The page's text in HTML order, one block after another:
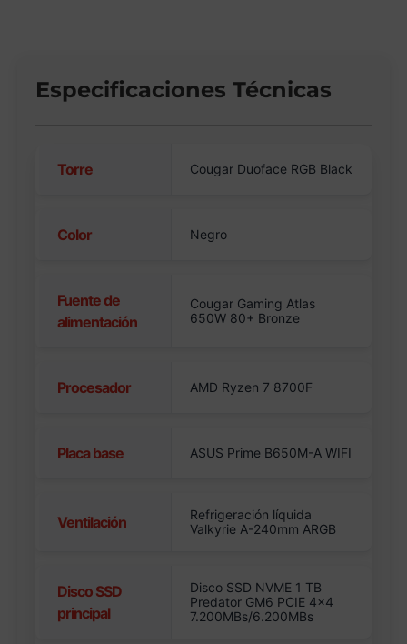
Especificaciones Técnicas
Torre Cougar Duoface RGB Black
Color Negro
Fuente de
alimentación
Cougar Gaming Atlas
650W 80+ Bronze
Procesador AMD Ryzen 7 8700F
Placa base ASUS Prime B650M-A WIFI
Ventilación
Refrigeración líquida
Valkyrie A-240mm ARGB
Disco SSD
principal
Disco SSD NVME 1 TB
Predator GM6 PCIE 4×4
7.200MBs/6.200MBs